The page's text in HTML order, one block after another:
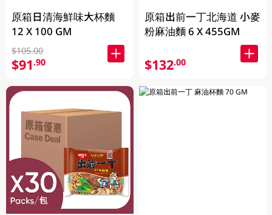
原箱日清海鮮味大杯麵
12 X 100 GM
$105.00
$91.90
原箱出前一丁北海道 小麥
粉麻油麵 6 X 455GM
$132.00